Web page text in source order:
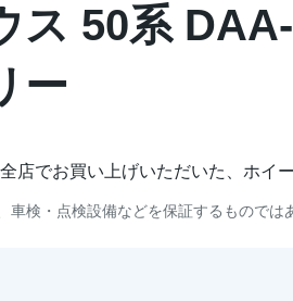
ス 50系
ー
店でお買い上げいただいた、ホイ
車検・点検設備などを保証するものでは